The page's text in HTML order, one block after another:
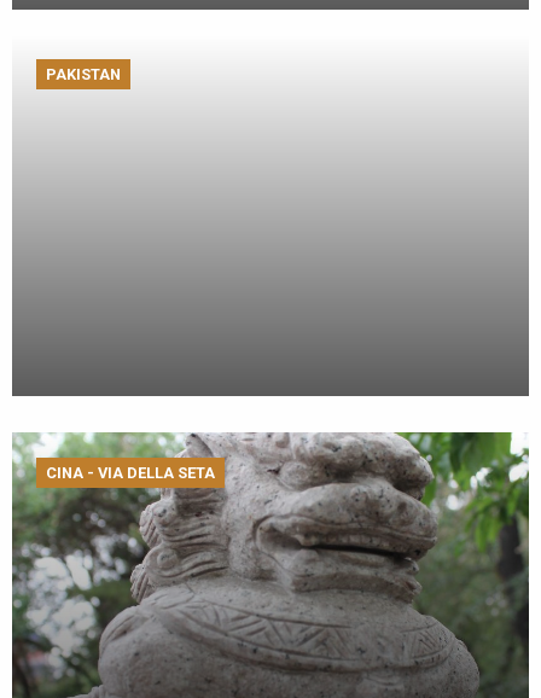
PAKISTAN
CINA - VIA DELLA SETA